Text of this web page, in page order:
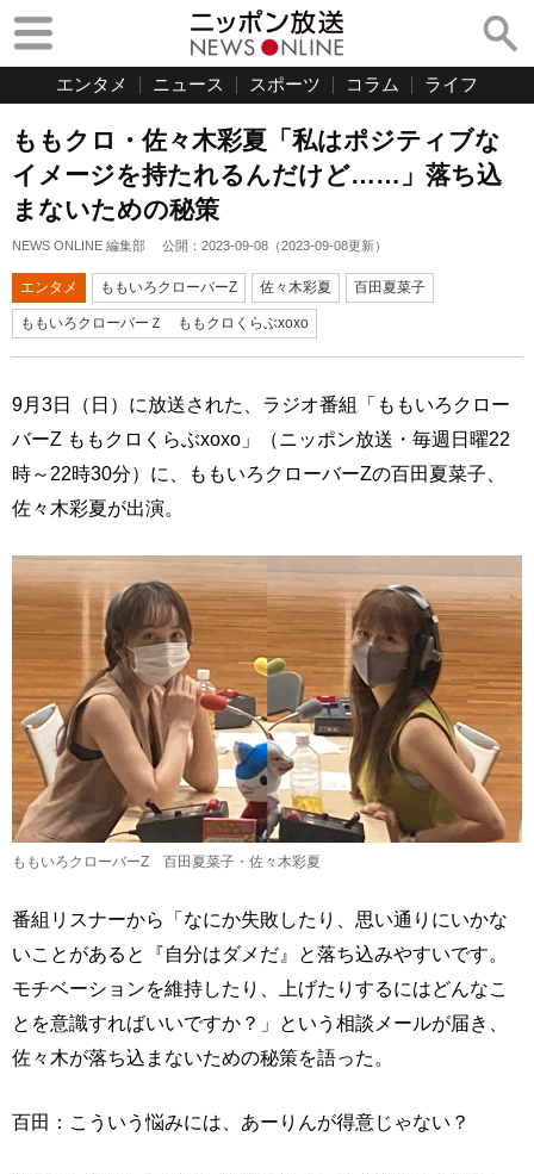
エンタメ ニュース スポーツ コラム ライフ
ももクロ・佐々木彩夏「私はポジティブな
イメージを持たれるんだけど……」落ち込
まないための秘策
NEWS ONLINE 編集部 公開： 2023-09-08 （2023-09-08更新）
エンタメ ももいろクローバーZ 佐々木彩夏 百田夏菜子
ももいろクローバーＺ ももクロくらぶxoxo
9月3日（日）に放送された、ラジオ番組「ももいろクロー
バーZ ももクロくらぶxoxo」（ニッポン放送・毎週日曜22
時～22時30分）に、ももいろクローバーZの百田夏菜子、
佐々木彩夏が出演。
ももいろクローバーZ 百田夏菜子・佐々木彩夏
番組リスナーから「なにか失敗したり、思い通りにいかな
いことがあると『自分はダメだ』と落ち込みやすいです。
モチベーションを維持したり、上げたりするにはどんなこ
とを意識すればいいですか？」という相談メールが届き、
佐々木が落ち込まないための秘策を語った。
百田：こういう悩みには、あーりんが得意じゃない？